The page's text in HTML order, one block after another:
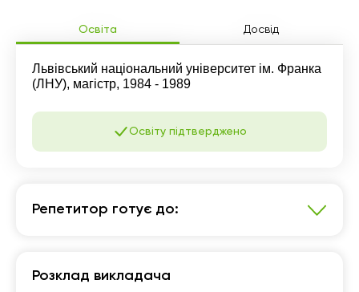
Освіта Досвід
Львівський національний університет ім. Франка
(ЛНУ), магістр, 1984 - 1989
Освіту підтверджено
Репетитор готує до:
7 - 9-й класи Підготовка до НМТ (ЗНО)
Розклад викладача
18:30
19:00